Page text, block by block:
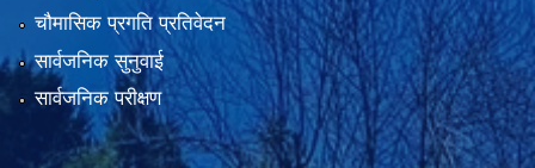
चौमासिक प्रगति प्रतिवेदन
सार्वजनिक सुनुवाई
सार्वजनिक परीक्षण